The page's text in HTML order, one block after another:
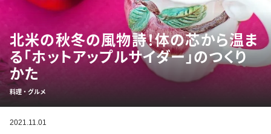
北米の秋冬の風物詩！体の芯から温ま
る「ホットアップルサイダー」のつくり
かた
料理・グルメ
2021.11.01